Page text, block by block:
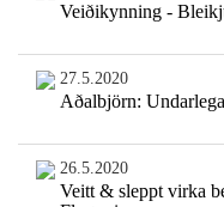
Veiðikynning -
27.5.2020
Aðalbjörn:
26.5.2020
Veitt & sleppt virka